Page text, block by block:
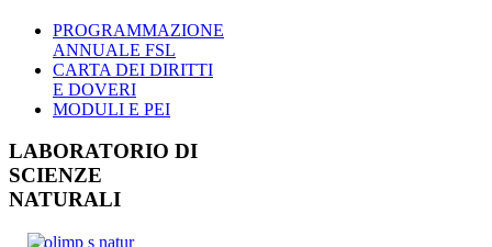
PROGRAMMAZIONE
ANNUALE FSL
CARTA DEI DIRITTI
E DOVERI
MODULI E PEI
LABORATORIO DI
SCIENZE
NATURALI